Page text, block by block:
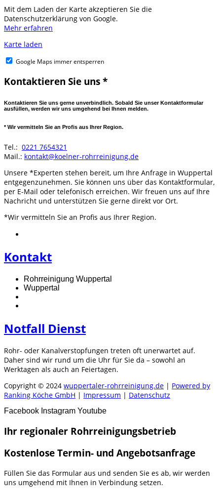
Mit dem Laden der Karte akzeptieren Sie die
Datenschutzerklärung von Google.
Mehr erfahren
Karte laden
Google Maps immer entsperren
Kontaktieren Sie uns *
Kontaktieren Sie uns gerne unverbindlich. Sobald Sie unser Kontaktformular
ausfüllen, werden wir uns umgehend bei Ihnen melden.
* Wir vermitteln Sie an Profis aus Ihrer Region.
Tel.: 0221 7654321
Mail.: kontakt@koelner-rohrreinigung.de
Unsere *Experten stehen bereit, um Ihre Anfrage in Wuppertal
entgegenzunehmen. Sie können uns über das Kontaktformular,
per E-Mail oder telefonisch erreichen. Wir freuen uns auf Ihre
Nachricht und unterstützen Sie gerne direkt vor Ort.
*Wir vermitteln Sie an Profis aus Ihrer Region.
Kontakt
Rohrreinigung Wuppertal
Wuppertal
Notfall Dienst
Rohr- oder Kanalverstopfungen treten oft unerwartet auf.
Daher sind wir rund um die Uhr für Sie da – sowohl an
Werktagen als auch an Feiertagen.
Copyright © 2024 wuppertaler-rohrreinigung.de | Powered by
Ranking Köche GmbH | Impressum | Datenschutz
Facebook Instagram Youtube
Ihr regionaler Rohrreinigungsbetrieb
Kostenlose Termin- und Angebotsanfrage
Füllen Sie das Formular aus und senden Sie es ab, wir werden
uns umgehend mit Ihnen in Verbindung setzen.